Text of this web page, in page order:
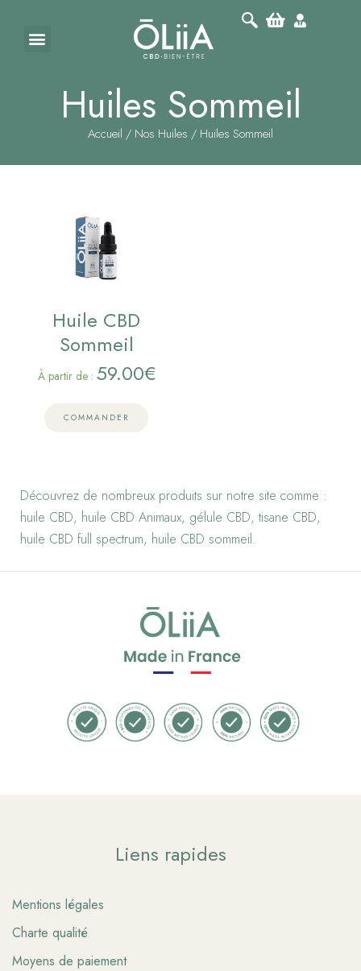
Huiles Sommeil
Accueil / Nos Huiles / Huiles Sommeil
Huile CBD
Sommeil
À partir de : 59.00€
COMMANDER
Découvrez de nombreux produits sur notre site comme :
huile CBD, huile CBD Animaux, gélule CBD, tisane CBD,
huile CBD full spectrum, huile CBD sommeil.
Liens rapides
Mentions légales
Charte qualité
Moyens de paiement